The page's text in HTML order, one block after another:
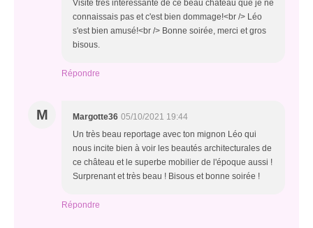
Visite très intéressante de ce beau château que je ne
connaissais pas et c'est bien dommage!<br /> Léo
s'est bien amusé!<br /> Bonne soirée, merci et gros
bisous.
Répondre
M Margotte36 05/10/2021 19:44
Un très beau reportage avec ton mignon Léo qui
nous incite bien à voir les beautés architecturales de
ce château et le superbe mobilier de l'époque aussi !
Surprenant et très beau ! Bisous et bonne soirée !
Répondre